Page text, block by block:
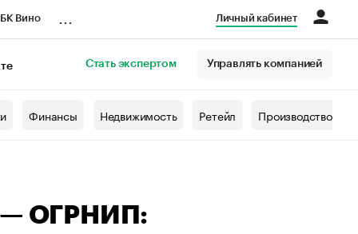
Вино Личный кабинет
Стать экспертом Управлять компанией
Финансы Недвижимость Ретейл Производство
— ОГРНИП: